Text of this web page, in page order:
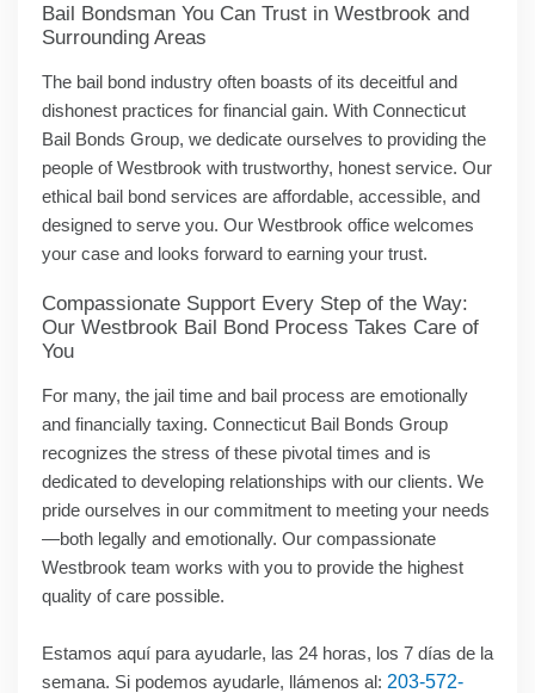
Bail Bondsman You Can Trust in Westbrook and
Surrounding Areas
The bail bond industry often boasts of its deceitful and
dishonest practices for financial gain. With Connecticut
Bail Bonds Group, we dedicate ourselves to providing the
people of Westbrook with trustworthy, honest service. Our
ethical bail bond services are affordable, accessible, and
designed to serve you. Our Westbrook office welcomes
your case and looks forward to earning your trust.
Compassionate Support Every Step of the Way:
Our Westbrook Bail Bond Process Takes Care of
You
For many, the jail time and bail process are emotionally
and financially taxing. Connecticut Bail Bonds Group
recognizes the stress of these pivotal times and is
dedicated to developing relationships with our clients. We
pride ourselves in our commitment to meeting your needs
—both legally and emotionally. Our compassionate
Westbrook team works with you to provide the highest
quality of care possible.
Estamos aquí para ayudarle, las 24 horas, los 7 días de la
semana. Si podemos ayudarle, llámenos al: 203-572-